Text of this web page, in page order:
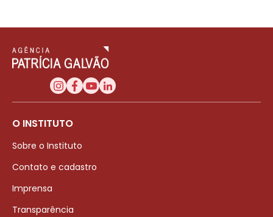
O INSTITUTO
Sobre o Instituto
Contato e cadastro
Imprensa
Transparência